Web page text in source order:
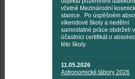
včetně Mezinárodní
stanice. Po úspěšném
víkendové školy a nedělní
samostatné práce obdrželi
účastníci certifikát o
této školy.
11.05.2026
Astronomické tábory 2026